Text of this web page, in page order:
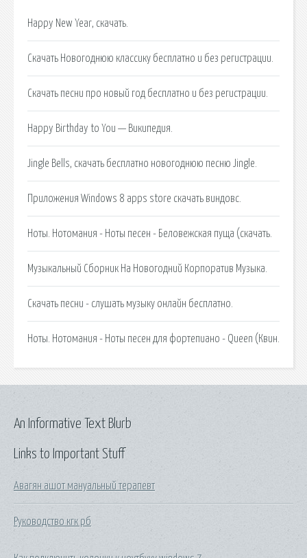
Happy New Year, скачать.
Скачать Новогоднюю классику бесплатно и без регистрации.
Скачать песни про новый год бесплатно и без регистрации.
Happy Birthday to You — Википедия.
Jingle Bells, скачать бесплатно новогоднюю песню Jingle.
Приложения Windows 8 apps store скачать виндовс.
Ноты. Нотомания - Ноты песен - Беловежская пуща (скачать.
Музыкальный Сборник На Новогодний Корпоратив Музыка.
Скачать песни - слушать музыку онлайн бесплатно.
Ноты. Нотомания - Ноты песен для фортепиано - Queen (Квин.
Links to Important Stuff
Авагян ашот мануальный терапевт
Руководство кгк рб
An Informative Text Blurb